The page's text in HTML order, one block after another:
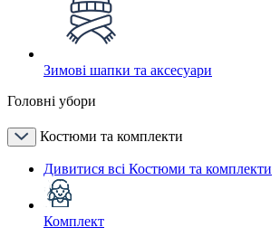
Зимові шапки та аксесуари
Головні убори
Костюми та комплекти
Дивитися всі Костюми та комплекти
Комплект